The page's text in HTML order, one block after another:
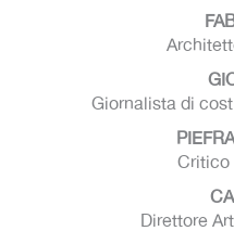
Giornalista di
Critico
Direttore